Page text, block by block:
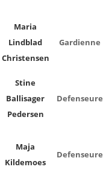
Maria
Lindblad
Christensen
Gardienne
Stine
Ballisager
Pedersen
Defenseure
Maja
Kildemoes
Defenseure